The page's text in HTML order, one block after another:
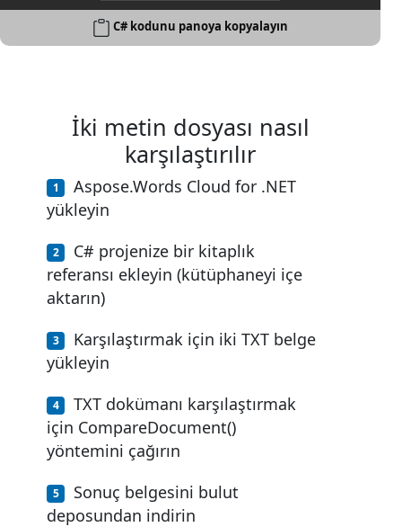
C# kodunu panoya kopyalayın
İki metin dosyası nasıl
karşılaştırılır
Aspose.Words Cloud for .NET
yükleyin
C# projenize bir kitaplık
referansı ekleyin (kütüphaneyi içe
aktarın)
Karşılaştırmak için iki TXT belge
yükleyin
TXT dokümanı karşılaştırmak
için CompareDocument()
yöntemini çağırın
Sonuç belgesini bulut
deposundan indirin